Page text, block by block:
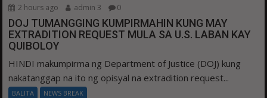
2 hours ago admin 3 0
DOJ TUMANGGING KUMPIRMAHIN KUNG MAY
EXTRADITION REQUEST MULA SA U.S. LABAN KAY
QUIBOLOY
HINDI makumpirma ng Department of Justice (DOJ) kung
nakatanggap na ito ng opisyal na extradition request...
BALITA NEWS BREAK